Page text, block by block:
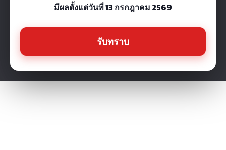
มีผลตั้งแต่วันที่ 13 กรกฎาคม 2569
รับทราบ